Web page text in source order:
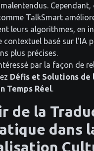
Cependant,
TalkSmart
leurs algorithmes, en
contextuel basé sur l'IA
plus précises.
par la façon de
Défis et Solutions de
Temps Réel
de la
dans